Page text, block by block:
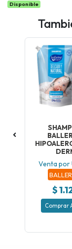
Disponible
Venta por
$
Comprar